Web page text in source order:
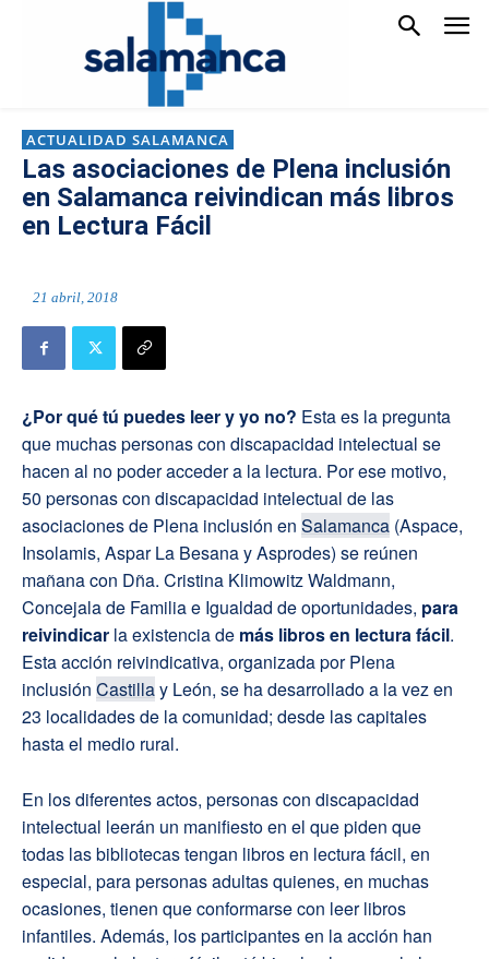
ACTUALIDAD SALAMANCA
Las asociaciones de Plena inclusión
en Salamanca reivindican más libros
en Lectura Fácil
21 abril, 2018
¿Por qué tú puedes leer y yo no? Esta es la pregunta
que muchas personas con discapacidad intelectual se
hacen al no poder acceder a la lectura. Por ese motivo,
50 personas con discapacidad intelectual de las
asociaciones de Plena inclusión en Salamanca (Aspace,
Insolamis, Aspar La Besana y Asprodes) se reúnen
mañana con Dña. Cristina Klimowitz Waldmann,
Concejala de Familia e Igualdad de oportunidades, para
reivindicar la existencia de más libros en lectura fácil.
Esta acción reivindicativa, organizada por Plena
inclusión Castillay León, se ha desarrollado a la vez en
23 localidades de la comunidad; desde las capitales
hasta el medio rural.
En los diferentes actos, personas con discapacidad
intelectual leerán un manifiesto en el que piden que
todas las bibliotecas tengan libros en lectura fácil, en
especial, para personas adultas quienes, en muchas
ocasiones, tienen que conformarse con leer libros
infantiles. Además, los participantes en la acción han